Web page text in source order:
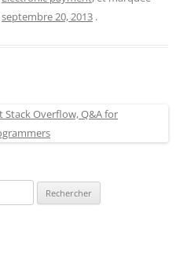
septembre 20, 2013 .